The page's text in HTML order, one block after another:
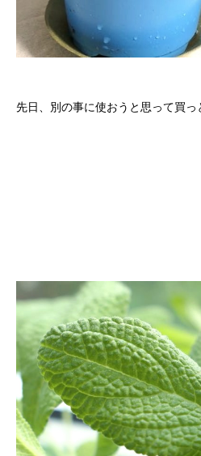
先日、別の事に使おうと思って買っ